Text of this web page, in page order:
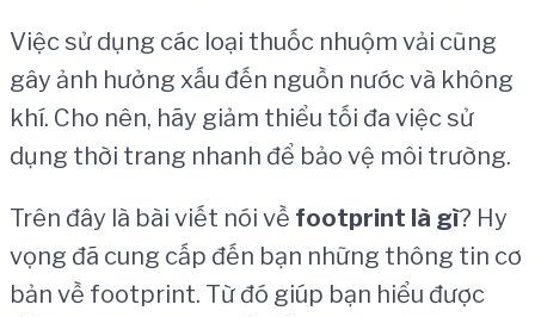
Việc sử dụng các loại thuốc nhuộm vải cũng
gây ảnh hưởng xấu đến nguồn nước và không
khí. Cho nên, hãy giảm thiểu tối đa việc sử
dụng thời trang nhanh để bảo vệ môi trường.
Trên đây là bài viết nói về footprint là gì? Hy
vọng đã cung cấp đến bạn những thông tin cơ
bản về footprint. Từ đó giúp bạn hiểu được